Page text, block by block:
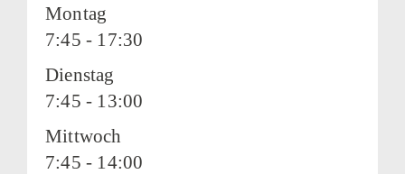
Montag
7:45 - 17:30
Dienstag
7:45 - 13:00
Mittwoch
7:45 - 14:00